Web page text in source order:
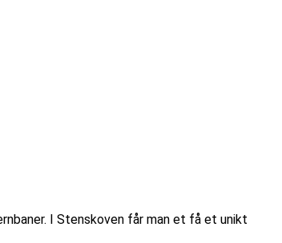
I Stenskoven får man et få et unikt